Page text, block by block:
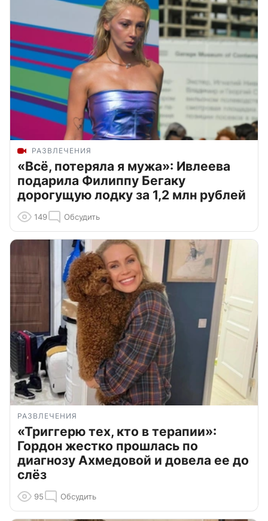
РАЗВЛЕЧЕНИЯ
«Всё, потеряла я мужа»: Ивлеева
подарила Филиппу Бегаку
дорогущую лодку за 1,2 млн рублей
149 Обсудить
РАЗВЛЕЧЕНИЯ
«Триггерю тех, кто в терапии»:
Гордон жестко прошлась по
диагнозу Ахмедовой и довела ее до
слёз
95 Обсудить